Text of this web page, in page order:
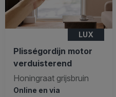
LUX
Plisségordijn motor
verduisterend
Honingraat grijsbruin
Online en via